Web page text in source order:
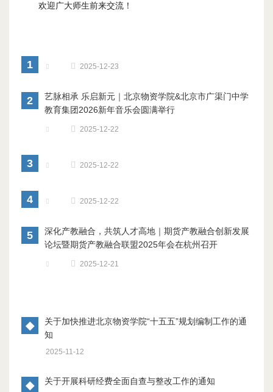
欢迎广大师生前来交流！
1 2025-12-23
2
艺脉相承 乐启新元｜北京物资学院&北京市广渠门中学
教育集团2026新年音乐会圆满举行
2025-12-22
3 2025-12-22
4 2025-12-22
5
深化产教融合，共筑人才高地｜期货产教融合创新发展
论坛暨期货产教融合联盟2025年会在杭州召开
2025-12-21
◆
关于加快推进北京物资学院“十五五”规划编制工作的通
知
2025-11-12
◆ 关于开展科研经费全面自查与整改工作的通知